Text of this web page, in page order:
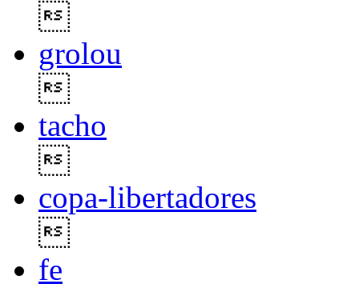
grolou
tacho
copa-libertadores
fe